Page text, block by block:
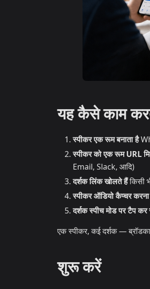
यह कैसे काम
स्पीकर एक रूम बनाता है
स्पीकर को एक रूम URL
Email, Slack, आदि)
दर्शक लिंक खोलते हैंकिसी
स्पीकर ऑडियो कैप्चर
दर्शक स्पीच मोड पर टैप
एक स्पीकर, कई दर्शक —
शुरू करें